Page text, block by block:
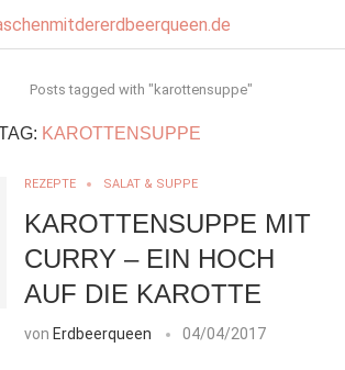
Posts tagged with "karottensuppe"
KAROTTENSUPPE
REZEPTE SALAT & SUPPE
KAROTTENSUPPE MIT
CURRY – EIN HOCH
AUF DIE KAROTTE
von Erdbeerqueen 04/04/2017